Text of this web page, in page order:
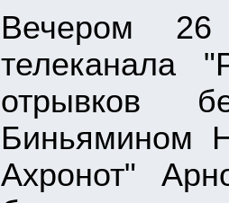
Вечером
телеканала
отрывков
Биньямином
Ахронот"